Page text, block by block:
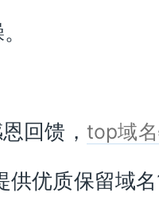
回馈， top域
供优质保留域